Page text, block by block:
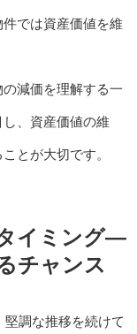
では資産価値を維
減価を理解する一
、資産価値の維
とが大切です。
イミング―
チャンス
堅調な推移を続けて